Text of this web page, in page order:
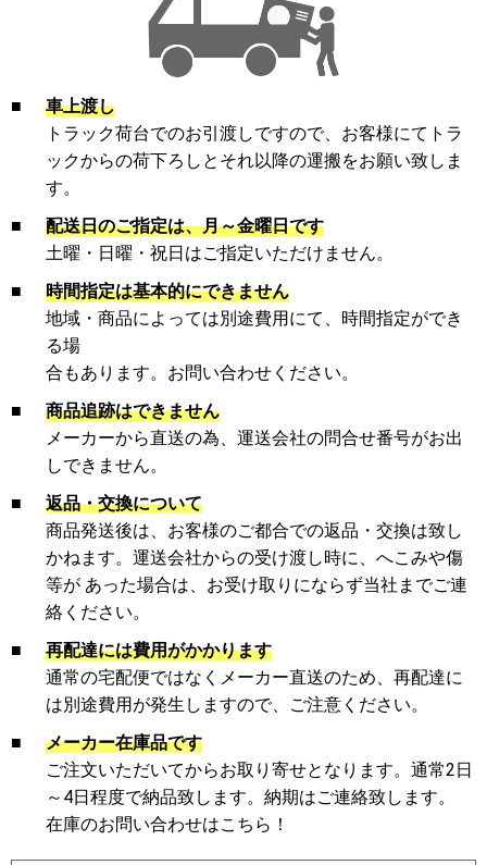
■
車上渡し
トラック荷台でのお引渡しですので、お客様にてトラ
ックからの荷下ろしとそれ以降の運搬をお願い致しま
す。
■
配送日のご指定は、月～金曜日です
土曜・日曜・祝日はご指定いただけません。
■
時間指定は基本的にできません
地域・商品によっては別途費用にて、時間指定ができ
る場
合もあります。お問い合わせください。
■
商品追跡はできません
メーカーから直送の為、運送会社の問合せ番号がお出
しできません。
■
返品・交換について
商品発送後は、お客様のご都合での返品・交換は致し
かねます。運送会社からの受け渡し時に、へこみや傷
等が あった場合は、お受け取りにならず当社までご連
絡ください。
■
再配達には費用がかかります
通常の宅配便ではなくメーカー直送のため、再配達に
は別途費用が発生しますので、ご注意ください。
■
メーカー在庫品です
ご注文いただいてからお取り寄せとなります。通常2日
～4日程度で納品致します。納期はご連絡致します。
在庫のお問い合わせはこちら！